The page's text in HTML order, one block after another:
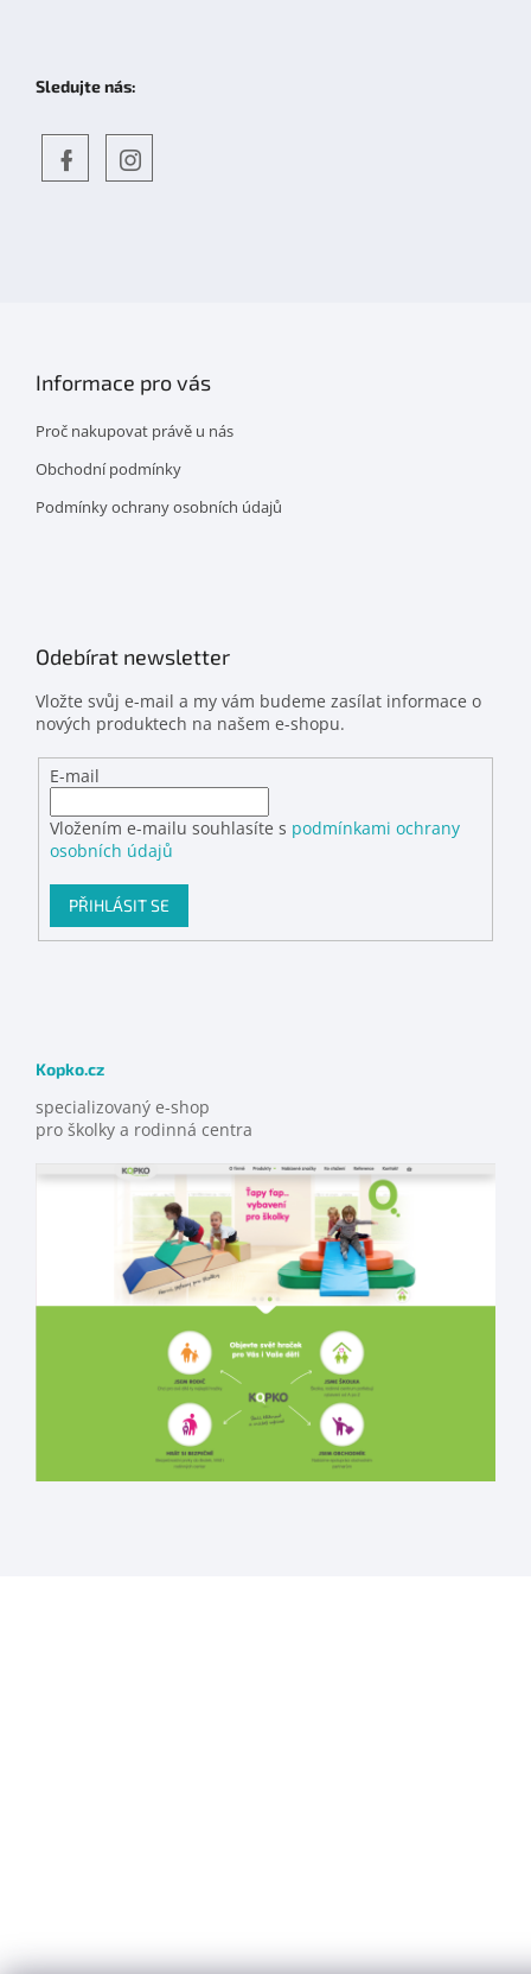
Sledujte nás:
Informace pro vás
Proč nakupovat právě u nás
Obchodní podmínky
Podmínky ochrany osobních údajů
Odebírat newsletter
Vložte svůj e-mail a my vám budeme zasílat informace o
nových produktech na našem e-shopu.
E-mail
Vložením e-mailu souhlasíte s podmínkami ochrany
osobních údajů
PŘIHLÁSIT SE
Kopko.cz
specializovaný e-shop
pro školky a rodinná centra